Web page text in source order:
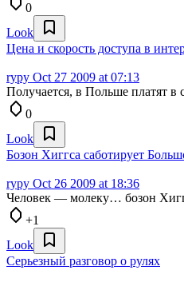
0
Look
Цена и скорость доступа в
rypy Oct 27 2009 at 07:13
Получается, в Польше платят в
0
Look
Бозон Хиггса саботирует
rypy Oct 26 2009 at 18:36
Человек — молеку… бозон
+1
Look
Серьезный разговор о рулях